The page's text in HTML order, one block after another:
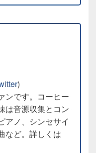
)
ンです。コーヒー
は音源収集とコン
アノ、シンセサイ
など。詳しくは